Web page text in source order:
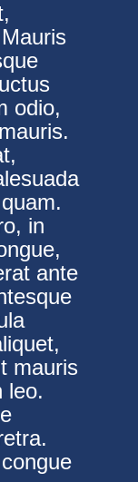
odio,
in
ante
mauris
leo.